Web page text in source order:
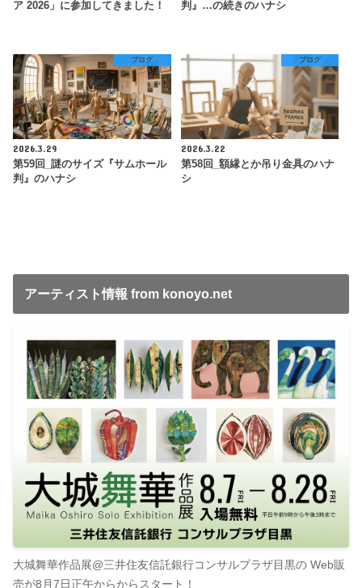
ア 2026」に参加してきました！
判』…の続きのハナシ
ブログ
2026.3.29
第59回_謎のサイズ『サムホール
判』のハナシ
ブログ
2026.3.22
第58回_額縁とか吊り金具のハナ
シ
アーティスト情報 from konoyo.net
大城舞華作品展@三井住友信託銀行コンサルプラザ目黒の Web販
売が8月7日正午からからスタート！